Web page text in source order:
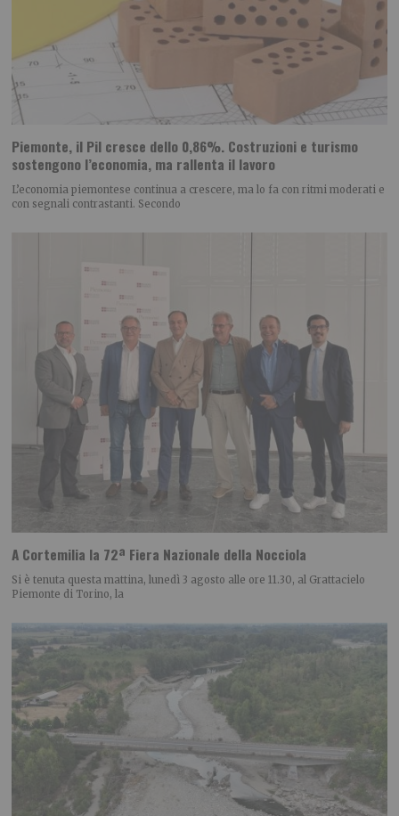
Piemonte, il Pil cresce dello 0,86%. Costruzioni e turismo
sostengono l’economia, ma rallenta il lavoro
L’economia piemontese continua a crescere, ma lo fa con ritmi moderati e
con segnali contrastanti. Secondo
A Cortemilia la 72ª Fiera Nazionale della Nocciola
Si è tenuta questa mattina, lunedì 3 agosto alle ore 11.30, al Grattacielo
Piemonte di Torino, la